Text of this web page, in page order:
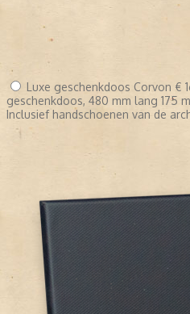
Luxe geschenkdoos Corvon €
geschenkdoos, 480 mm lang 175
Inclusief handschoenen van de